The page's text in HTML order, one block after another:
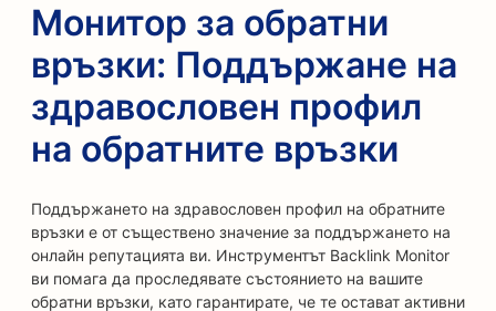
Монитор за обратни
връзки: Поддържане на
здравословен профил
на обратните връзки
Поддържането на здравословен профил на обратните
връзки е от съществено значение за поддържането на
онлайн репутацията ви. Инструментът Backlink Monitor
ви помага да проследявате състоянието на вашите
обратни връзки, като гарантирате, че те остават активни